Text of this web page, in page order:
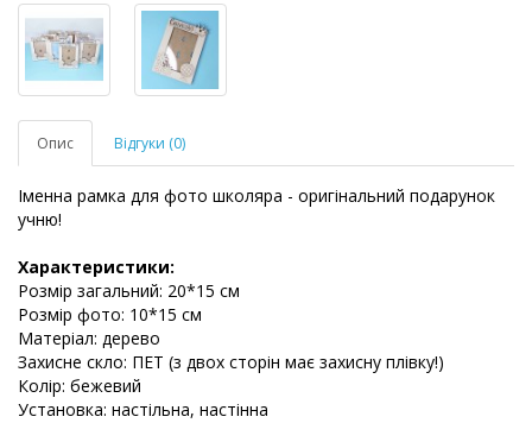
Опис Відгуки (0)
Іменна рамка для фото школяра - оригінальний подарунок
учню!
Характеристики:
Розмір загальний: 20*15 см
Розмір фото: 10*15 см
Матеріал: дерево
Захисне скло: ПЕТ (з двох сторін має захисну плівку!)
Колір: бежевий
Установка: настільна, настінна